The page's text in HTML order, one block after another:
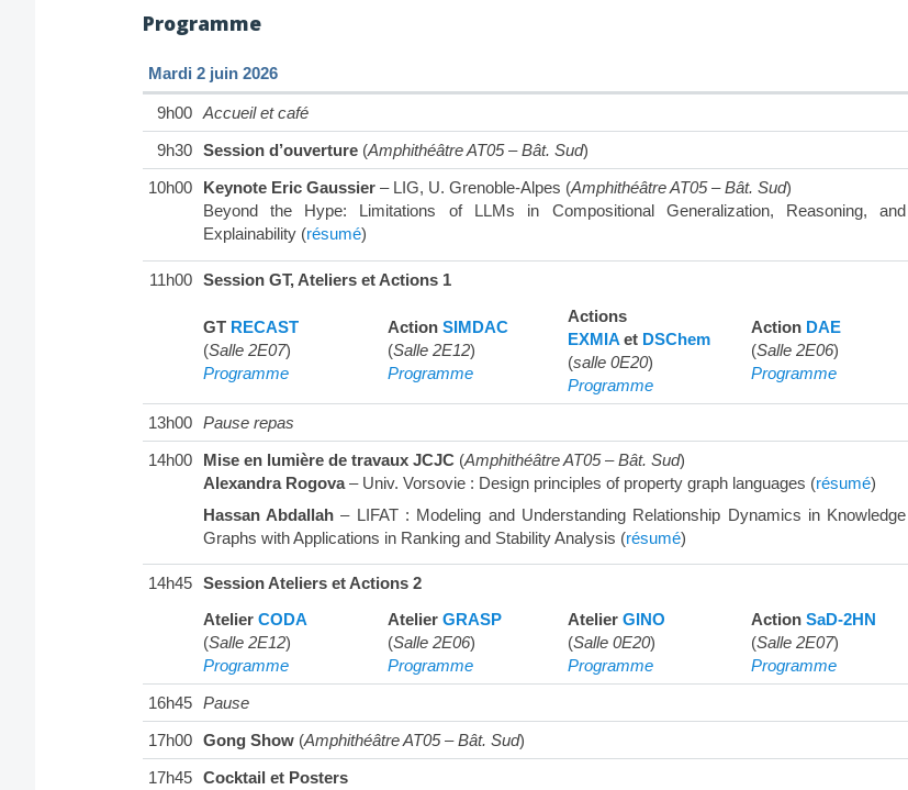
Programme
Mardi 2 juin 2026
9h00 Accueil et café
9h30 Session d’ouverture(Amphithéâtre AT05 – Bât. Sud)
10h00
Keynote Eric Gaussier– LIG, U. Grenoble-Alpes (Amphithéâtre AT05 – Bât. Sud)
Beyond the Hype: Limitations of LLMs in Compositional Generalization, Reasoning, and
Explainability (résumé)
11h00 Session GT, Ateliers et Actions 1
GT RECAST
(Salle 2E07)
Programme
Action SIMDAC
(Salle 2E12)
Programme
Actions
EXMIAet DSChem
(salle 0E20)
Programme
Action DAE
(Salle 2E06)
Programme
13h00 Pause repas
14h00
Mise en lumière de travaux JCJC(Amphithéâtre AT05 – Bât. Sud)
Alexandra Rogova– Univ. Vorsovie : Design principles of property graph languages (résumé)
Hassan Abdallah – LIFAT : Modeling and Understanding Relationship Dynamics in Knowledge
Graphs with Applications in Ranking and Stability Analysis (résumé)
14h45 Session Ateliers et Actions 2
Atelier CODA
(Salle 2E12)
Programme
Atelier GRASP
(Salle 2E06)
Programme
Atelier GINO
(Salle 0E20)
Programme
Action SaD-2HN
(Salle 2E07)
Programme
16h45 Pause
17h00 Gong Show(Amphithéâtre AT05 – Bât. Sud)
17h45 Cocktail et Posters